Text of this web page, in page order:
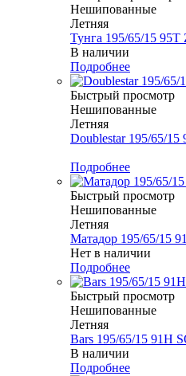
Нешипованные
Летняя
Тунга 195/65/15 95T
В наличии
Подробнее
Быстрый просмотр
Нешипованные
Летняя
Doublestar 195/65/
Подробнее
Быстрый просмотр
Нешипованные
Летняя
Матадор 195/65/15
Нет в наличии
Подробнее
Быстрый просмотр
Нешипованные
Летняя
Bars 195/65/15 91H
В наличии
Подробнее